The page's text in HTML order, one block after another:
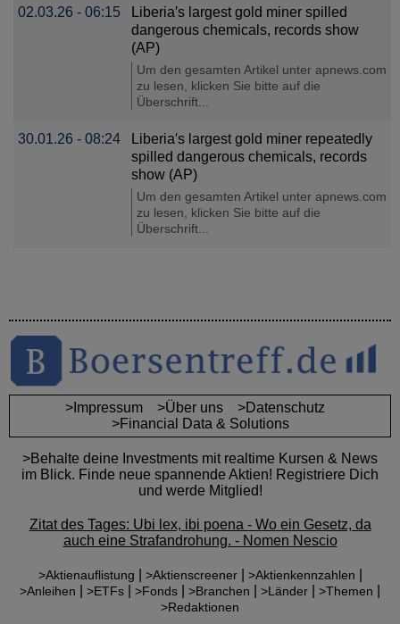
02.03.26 - 06:15
Liberia′s largest gold miner spilled
dangerous chemicals, records show
(AP)
Um den gesamten Artikel unter apnews.com
zu lesen, klicken Sie bitte auf die
Überschrift...
30.01.26 - 08:24
Liberia′s largest gold miner repeatedly
spilled dangerous chemicals, records
show (AP)
Um den gesamten Artikel unter apnews.com
zu lesen, klicken Sie bitte auf die
Überschrift...
>Impressum >Über uns
>Datenschutz
>Financial Data & Solutions
>Behalte deine Investments mit realtime Kursen & News
im Blick. Finde neue spannende Aktien! Registriere Dich
und werde Mitglied!
Zitat des Tages: Ubi lex, ibi poena - Wo ein Gesetz, da
auch eine Strafandrohung. - Nomen Nescio
>Aktienauflistung >Aktienscreener| >Aktienkennzahlen
>Anleihen >ETFs >Fonds >Branchen >Länder >Themen
>Redaktionen